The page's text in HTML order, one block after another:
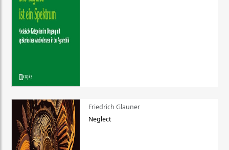
Friedrich Glauner
Neglect